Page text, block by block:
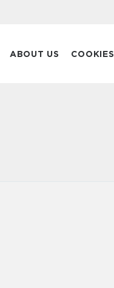
ABOUT US COOKIES